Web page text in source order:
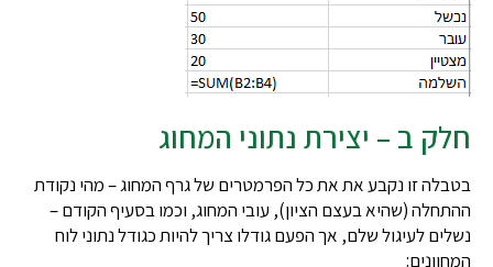
חלק ב – יצירת נתוני המחוג
בטבלה זו נקבע את את כל הפרמטרים של גרף המחוג – מהי נקודת
ההתחלה (שהיא בעצם הציון), עובי המחוג, וכמו בסעיף הקודם –
נשלים לעיגול שלם, אך הפעם גודלו צריך להיות כגודל נתוני לוח
המחוונים: